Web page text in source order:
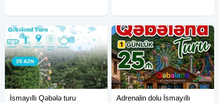
İsmayıllı Qəbələ turu
Adrenalin dolu İsmayıllı